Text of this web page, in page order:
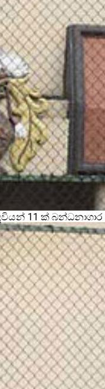
11 ක්